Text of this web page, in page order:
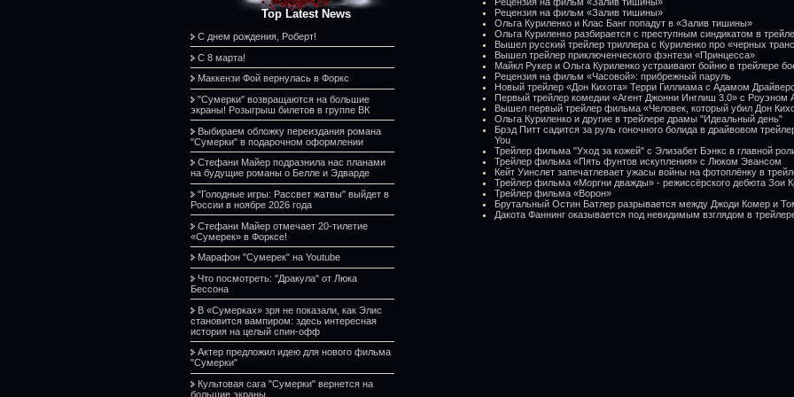
Top Latest News
С днем рождения, Роберт!
С 8 марта!
Маккензи Фой вернулась в Форкс
"Сумерки" возвращаются на большие
экраны! Розыгрыш билетов в группе ВК
Выбираем обложку переиздания романа
"Сумерки" в подарочном оформлении
Стефани Майер подразнила нас планами
на будущие романы о Белле и Эдварде
"Голодные игры: Рассвет жатвы" выйдет в
России в ноябре 2026 года
Стефани Майер отмечает 20-тилетие
«Сумерек» в Форксе!
Марафон "Сумерек" на Youtube
Что посмотреть: "Дракула" от Люка
Бессона
В «Сумерках» зря не показали, как Элис
становится вампиром: здесь интересная
история на целый спин-офф
Актер предложил идею для нового фильма
"Сумерки"
Культовая сага "Сумерки" вернется на
большие экраны
Рецензия на фильм «Залив тишины»
Ольга Куриленко и Клас Банг попадут в «Залив тишины»
Ольга Куриленко разбирается с преступным синдикатом в
Вышел русский трейлер триллера с Куриленко про «черных
Вышел трейлер приключенческого фэнтези «Принцесса»
Майкл Рукер и Ольга Куриленко устраивают бойню в трейлере
Рецензия на фильм «Часовой»: прибрежный паруль
Новый трейлер «Дон Кихота» Терри Гиллиама с Адамом
Первый трейлер комедии «Агент Джонни Инглиш 3.0» с Роуэном
Вышел первый трейлер фильма «Человек, который убил Дон
Ольга Куриленко и другие в трейлере драмы "Идеальный день"
Брэд Питт садится за руль гоночного болида в драйвовом
You
Трейлер фильма "Уход за кожей" с Элизабет Бэнкс в главной
Трейлер фильма «Пять фунтов искупления» с Люком Эвансом
Кейт Уинслет запечатлевает ужасы войны на фотоплёнку в
Трейлер фильма «Моргни дважды» - режиссёрского дебюта Зои
Трейлер фильма «Ворон»
Брутальный Остин Батлер разрывается между Джоди Комер и
Дакота Фаннинг оказывается под невидимым взглядом в